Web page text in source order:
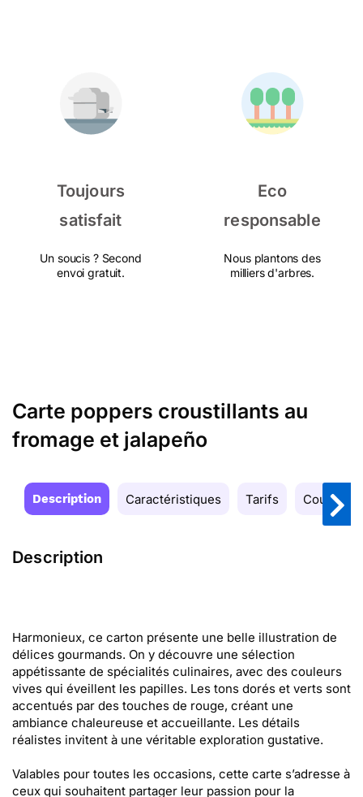
Toujours
satisfait
Un soucis ? Second
envoi gratuit.
Eco
responsable
Nous plantons des
milliers d'arbres.
Carte poppers croustillants au
fromage et jalapeño
Description Caractéristiques Tarifs Couleurs
Description
Harmonieux, ce carton présente une belle illustration de
délices gourmands. On y découvre une sélection
appétissante de spécialités culinaires, avec des couleurs
vives qui éveillent les papilles. Les tons dorés et verts sont
accentués par des touches de rouge, créant une
ambiance chaleureuse et accueillante. Les détails
réalistes invitent à une véritable exploration gustative.
Valables pour toutes les occasions, cette carte s’adresse à
ceux qui souhaitent partager leur passion pour la